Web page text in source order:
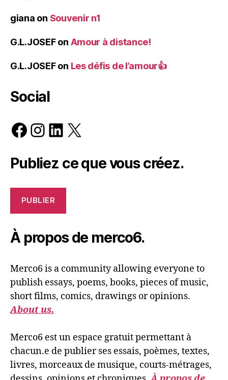
giana on Souvenir n1
G.L.JOSEFon Amour à distance!
G.L.JOSEFon Les défis de l’amour👍
Social
Facebook
Instagram
LinkedIn
X
Publiez ce que vous créez.
PUBLIER
À propos de merco6.
Merco6 is a community allowing everyone to
publish essays, poems, books, pieces of music,
short films, comics, drawings or opinions.
About us.
Merco6 est un espace gratuit permettant à
chacun.e de publier ses essais, poèmes, textes,
livres, morceaux de musique, courts-métrages,